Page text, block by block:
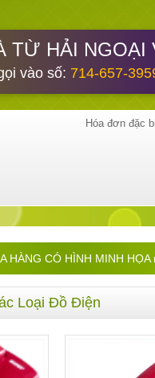
TỪ HẢI NGOẠI
vào số: 714-657-
Hóa đơn đặc
HÀNG CÓ HÌNH MINH
Loại Đồ Điện